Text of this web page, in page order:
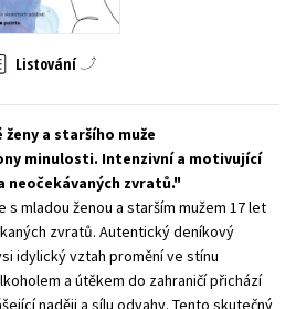
literatura
Listování
a staršího muže
minulosti. Intenzivní a motivující
zvratů.
s mladou ženou a starším mužem 17 let
zvratů. Autentický deníkový
idylický vztah promění ve stínu
a útěkem do zahraničí přichází
naději a sílu odvahy. Tento skutečný